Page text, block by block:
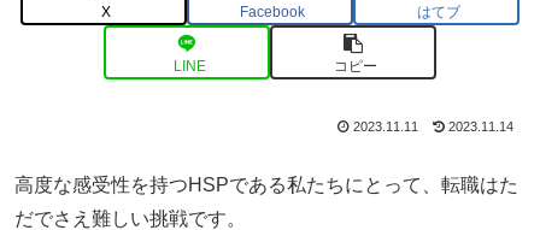
X Facebook はてブ
LINE コピー
2023.11.11 2023.11.14
高度な感受性を持つHSPである私たちにとって、転職はた
だでさえ難しい挑戦です。